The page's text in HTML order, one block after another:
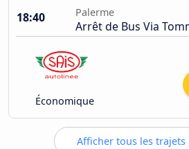
18:40
Palerme
Arrêt de Bus Via
Économique
Afficher tous les